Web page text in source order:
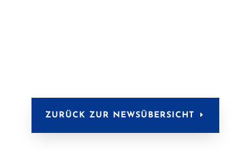
ZURÜCK ZUR NEWSÜBERSICHT